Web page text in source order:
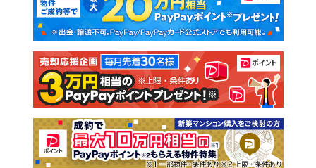
新築一戸建て 中古一戸建て
注文住宅 土地
売却査定